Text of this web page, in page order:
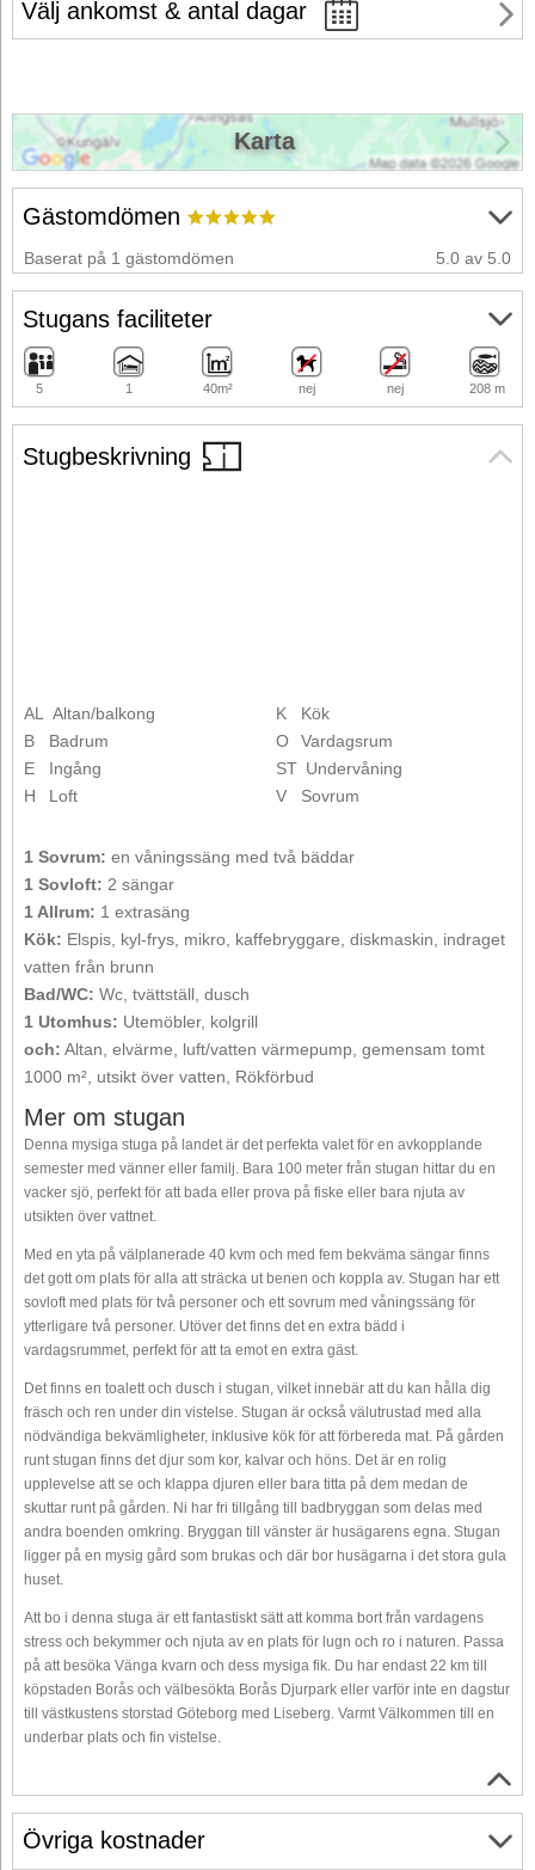
Välj ankomst & antal dagar
Stugbeskrivning
AL
Altan/balkong
B
Badrum
E
Ingång
H
Loft
K
Kök
O
Vardagsrum
ST Undervåning
V
Sovrum
1 Sovrum: en våningssäng med två bäddar
1 Sovloft: 2 sängar
1 Allrum: 1 extrasäng
Kök: Elspis, kyl-frys, mikro, kaffebryggare, diskmaskin, indraget
vatten från brunn
Bad/WC: Wc, tvättställ, dusch
1 Utomhus: Utemöbler, kolgrill
och: Altan, elvärme, luft/vatten värmepump, gemensam tomt
1000 m², utsikt över vatten, Rökförbud
Mer om stugan
Denna mysiga stuga på landet är det perfekta valet för en avkopplande
semester med vänner eller familj. Bara 100 meter från stugan hittar du en
vacker sjö, perfekt för att bada eller prova på fiske eller bara njuta av
utsikten över vattnet.
Med en yta på välplanerade 40 kvm och med fem bekväma sängar finns
det gott om plats för alla att sträcka ut benen och koppla av. Stugan har ett
sovloft med plats för två personer och ett sovrum med våningssäng för
ytterligare två personer. Utöver det finns det en extra bädd i
vardagsrummet, perfekt för att ta emot en extra gäst.
Det finns en toalett och dusch i stugan, vilket innebär att du kan hålla dig
fräsch och ren under din vistelse. Stugan är också välutrustad med alla
nödvändiga bekvämligheter, inklusive kök för att förbereda mat. På gården
runt stugan finns det djur som kor, kalvar och höns. Det är en rolig
upplevelse att se och klappa djuren eller bara titta på dem medan de
skuttar runt på gården. Ni har fri tillgång till badbryggan som delas med
andra boenden omkring. Bryggan till vänster är husägarens egna. Stugan
ligger på en mysig gård som brukas och där bor husägarna i det stora gula
huset.
Att bo i denna stuga är ett fantastiskt sätt att komma bort från vardagens
stress och bekymmer och njuta av en plats för lugn och ro i naturen. Passa
på att besöka Vänga kvarn och dess mysiga fik. Du har endast 22 km till
köpstaden Borås och välbesökta Borås Djurpark eller varför inte en dagstur
till västkustens storstad Göteborg med Liseberg. Varmt Välkommen till en
underbar plats och fin vistelse.
Gästomdömen
Baserat på 1 gästomdömen 5.0 av 5.0
Stugans faciliteter
5 1 40m² nej nej 208 m
Övriga kostnader
Karta